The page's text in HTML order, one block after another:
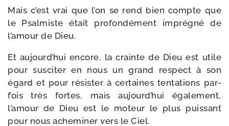
Mais c’est vrai que l’on se rend bien compte que
le Psalmiste était pro­fon­dé­ment impré­gné de
l’amour de Dieu.
Et aujourd’hui encore, la crainte de Dieu est utile
pour sus­ci­ter en nous un grand res­pect à son
égard et pour résis­ter à cer­taines ten­ta­tions par­
fois très fortes, mais aujourd’hui éga­le­ment,
l’amour de Dieu est le moteur le plus puis­sant
pour nous ache­mi­ner vers le Ciel.